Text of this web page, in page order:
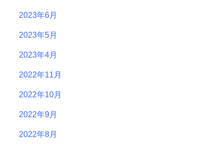
2023年6月
2023年5月
2023年4月
2022年11月
2022年10月
2022年9月
2022年8月